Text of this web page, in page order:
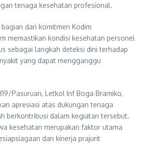
tenaga kesehatan profesional.
dari komitmen Kodim
memastikan kondisi kesehatan personel
sebagai langkah deteksi dini terhadap
yang dapat mengganggu
Pasuruan, Letkol Inf Boga Bramiko,
apresiasi atas dukungan tenaga
berkontribusi dalam kegiatan tersebut.
kesehatan merupakan faktor utama
dan kinerja prajurit